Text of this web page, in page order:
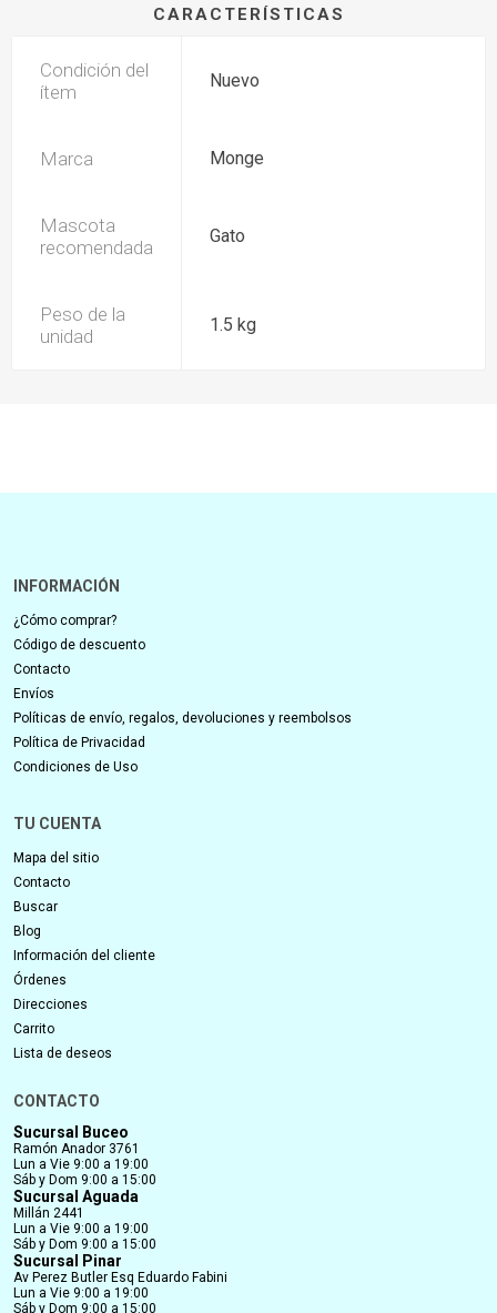
CARACTERÍSTICAS
Condición del
ítem
Nuevo
Marca Monge
Mascota
recomendada
Gato
Peso de la
unidad
1.5 kg
INFORMACIÓN
¿Cómo comprar?
Código de descuento
Contacto
Envíos
Políticas de envío, regalos, devoluciones y reembolsos
Política de Privacidad
Condiciones de Uso
TU CUENTA
Mapa del sitio
Contacto
Buscar
Blog
Información del cliente
Órdenes
Direcciones
Carrito
Lista de deseos
CONTACTO
Sucursal Buceo
Ramón Anador 3761
Lun a Vie 9:00 a 19:00
Sáb y Dom 9:00 a 15:00
Sucursal Aguada
Millán 2441
Lun a Vie 9:00 a 19:00
Sáb y Dom 9:00 a 15:00
Sucursal Pinar
Av Perez Butler Esq Eduardo Fabini
Lun a Vie 9:00 a 19:00
Sáb y Dom 9:00 a 15:00